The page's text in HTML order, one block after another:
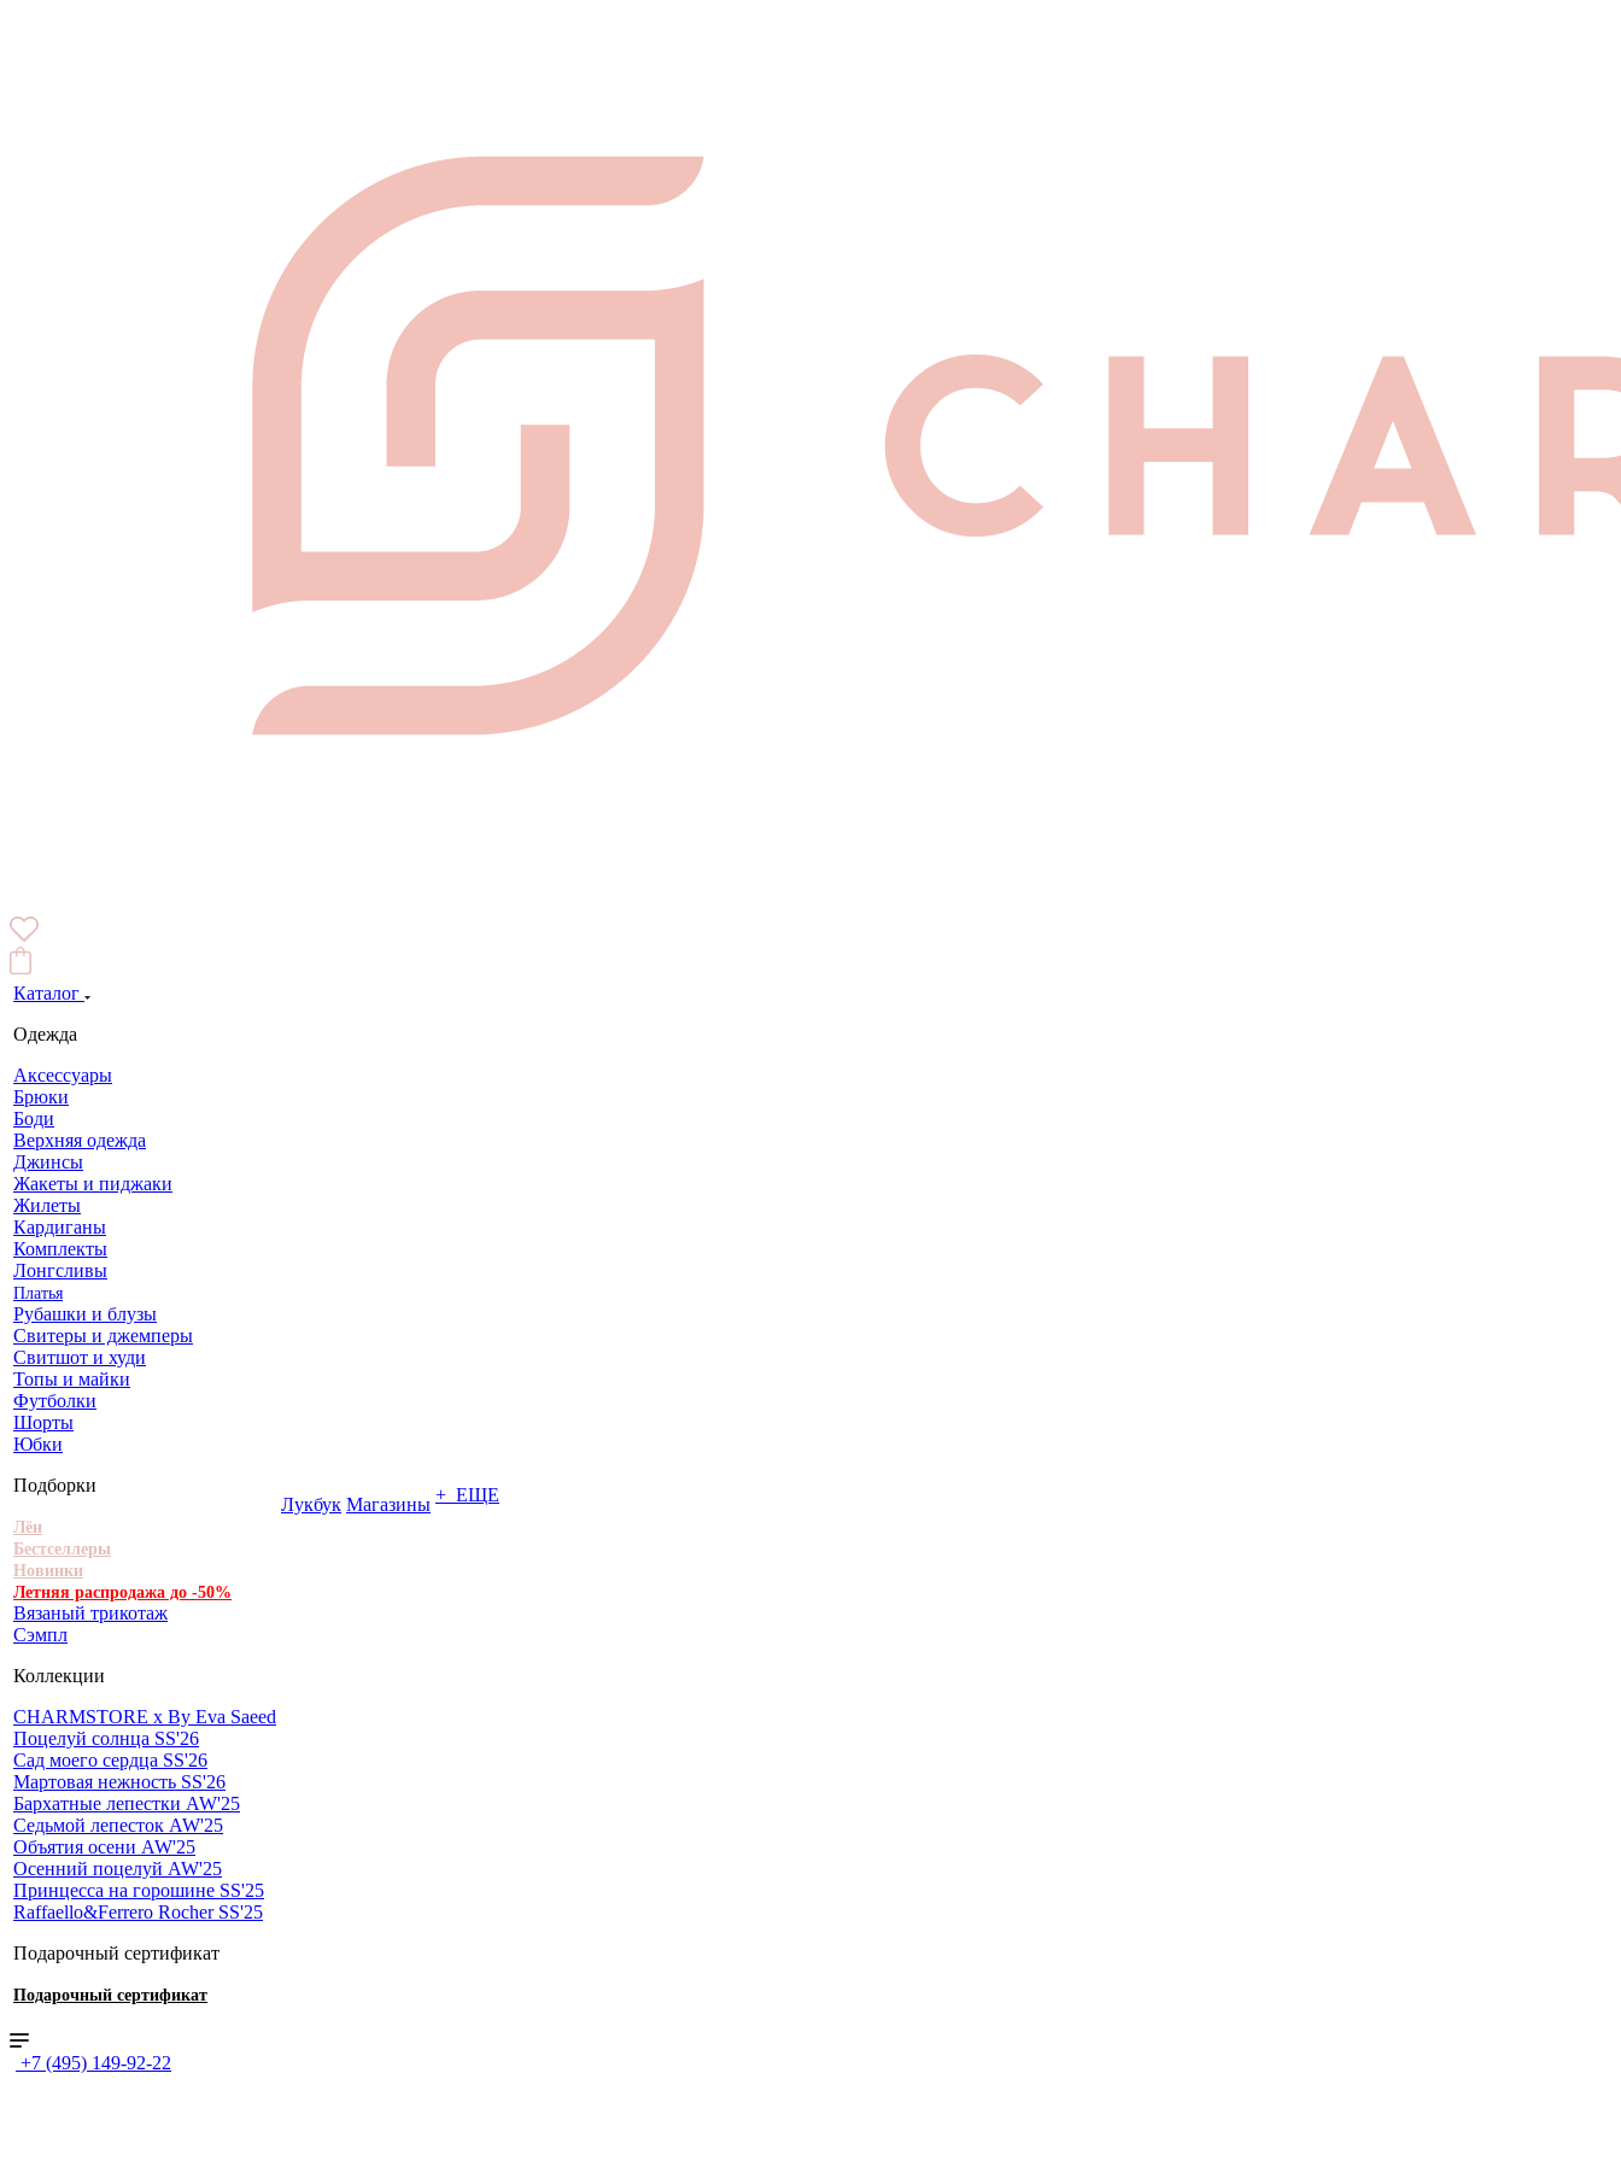
Каталог
Одежда
Аксессуары
Брюки
Боди
Верхняя одежда
Джинсы
Жакеты и пиджаки
Жилеты
Кардиганы
Комплекты
Лонгсливы
Платья
Рубашки и блузы
Свитеры и джемперы
Свитшот и худи
Топы и майки
Футболки
Шорты
Юбки
Подборки
Лён
Бестселлеры
Новинки
Летняя распродажа до -50%
Вязаный трикотаж
Сэмпл
Коллекции
CHARMSTORE х By Eva Saeed
Поцелуй солнца SS'26
Сад моего сердца SS'26
Мартовая нежность SS'26
Бархатные лепестки AW'25
Седьмой лепесток AW'25
Объятия осени AW'25
Осенний поцелуй AW'25
Принцесса на горошине SS'25
Raffaello&Ferrero Rocher SS'25
Подарочный сертификат
Подарочный сертификат
Лукбук Магазины + ЕЩЕ
+7 (495) 149-92-22